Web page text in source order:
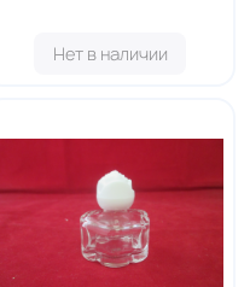
Нет в наличии